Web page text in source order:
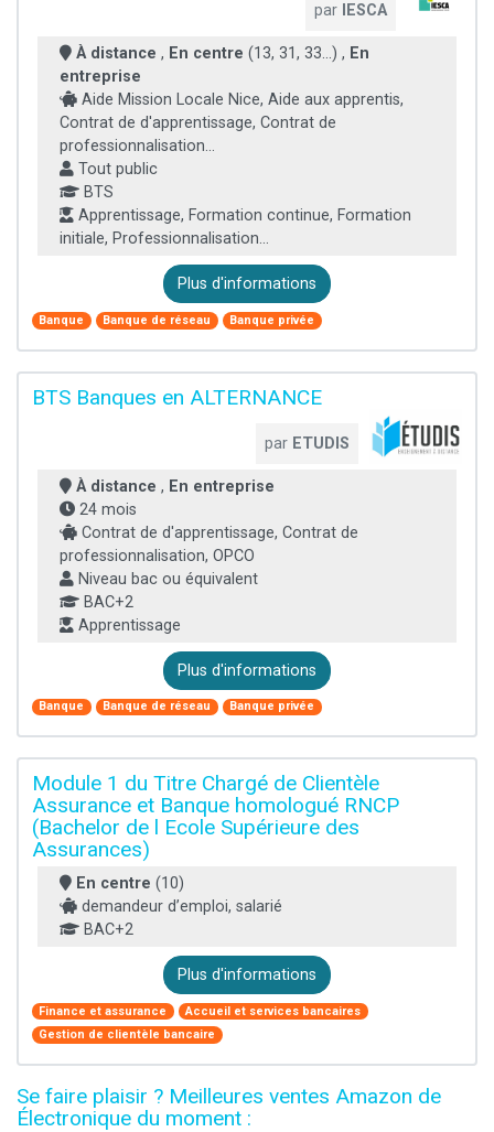
par IESCA
À distance , En centre (13, 31, 33...) , En
entreprise
Aide Mission Locale Nice, Aide aux apprentis,
Contrat de d'apprentissage, Contrat de
professionnalisation...
Tout public
BTS
Apprentissage, Formation continue, Formation
initiale, Professionnalisation...
Plus d'informations
Banque Banque de réseau Banque privée
BTS Banques en ALTERNANCE
par ETUDIS
À distance , En entreprise
24 mois
Contrat de d'apprentissage, Contrat de
professionnalisation, OPCO
Niveau bac ou équivalent
BAC+2
Apprentissage
Plus d'informations
Banque Banque de réseau Banque privée
Module 1 du Titre Chargé de Clientèle
Assurance et Banque homologué RNCP
(Bachelor de l Ecole Supérieure des
Assurances)
En centre (10)
demandeur d’emploi, salarié
BAC+2
Plus d'informations
Finance et assurance
Accueil et services bancaires
Gestion de clientèle bancaire
Se faire plaisir ? Meilleures ventes Amazon de
Électronique du moment :